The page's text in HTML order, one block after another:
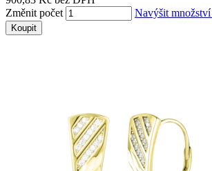
Změnit počet
Navýšit množství
Koupit